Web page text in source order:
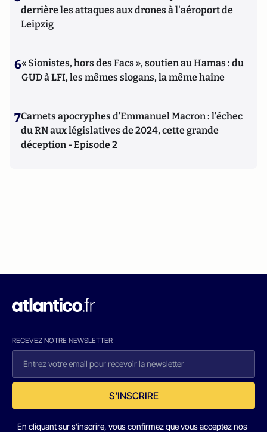
derrière les attaques aux drones à l'aéroport de
Leipzig
6« Sionistes, hors des Facs », soutien au Hamas : du
GUD à LFI, les mêmes slogans, la même haine
7Carnets apocryphes d’Emmanuel Macron : l’échec
du RN aux législatives de 2024, cette grande
déception - Episode 2
RECEVEZ NOTRE NEWSLETTER
S'INSCRIRE
En cliquant sur s'inscrire, vous confirmez que vous acceptez nos